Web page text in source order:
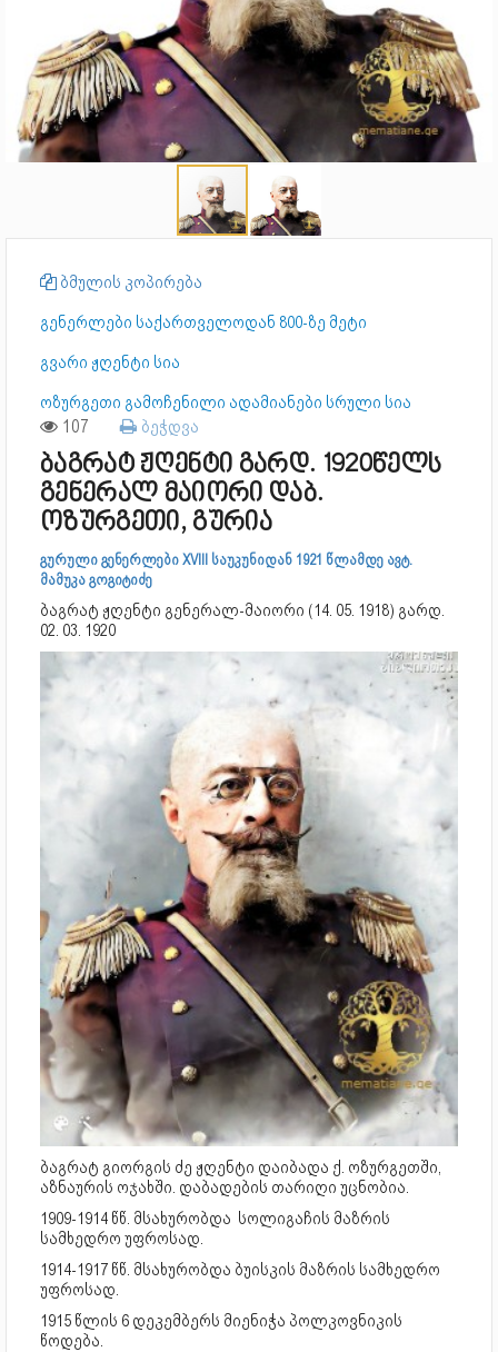
ბმულის კოპირება
გენერლები საქართველოდან 800-ზე მეტი
გვარი ჟღენტი სია
ოზურგეთი გამოჩენილი ადამიანები სრული სია
107 ბეჭდვა
ბაგრატ ჟღენტი გარდ. 1920წელს
გენერალ მაიორი დაბ.
ოზურგეთი, გურია
გურული გენერლები XVIII საუკუნიდან 1921 წლამდე ავტ.
მამუკა გოგიტიძე
ბაგრატ ჟღენტი გენერალ-მაიორი (14. 05. 1918) გარდ.
02. 03. 1920
ბაგრატ გიორგის ძე ჟღენტი დაიბადა ქ. ოზურგეთში,
აზნაურის ოჯახში. დაბადების თარიღი უცნობია.
1909-1914 წწ. მსახურობდა სოლიგაჩის მაზრის
სამხედრო უფროსად.
1914-1917 წწ. მსახურობდა ბუისკის მაზრის სამხედრო
უფროსად.
1915 წლის 6 დეკემბერს მიენიჭა პოლკოვნიკის
წოდება.